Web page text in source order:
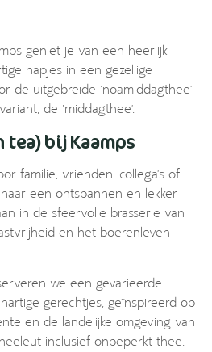
geniet je van een heerlijk
hapjes in een gezellige
de uitgebreide ‘noamiddagthee’
de ‘middagthee’.
bij Kaamps
familie, vrienden, collega’s of
een ontspannen en lekker
in de sfeervolle brasserie van
en het boerenleven
we een gevarieerde
gerechtjes, geïnspireerd op
en de landelijke omgeving van
inclusief onbeperkt thee,